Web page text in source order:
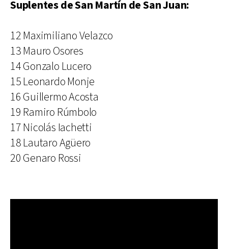
Suplentes de San Martín de San Juan:
12 Maximiliano Velazco
13 Mauro Osores
14 Gonzalo Lucero
15 Leonardo Monje
16 Guillermo Acosta
19 Ramiro Rúmbolo
17 Nicolás Iachetti
18 Lautaro Agüero
20 Genaro Rossi